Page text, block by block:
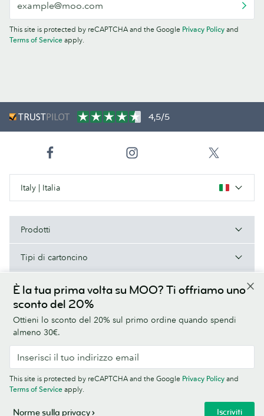
This site is protected by reCAPTCHA and the Google Privacy Policy and
Terms of Service apply.
È la tua prima volta su MOO? Ti offriamo uno
sconto del 20%
Ottieni lo sconto del 20% sul primo ordine quando spendi
almeno 30€.
Iscriviti
This site is protected by reCAPTCHA and the Google Privacy Policy and
Terms of Service apply.
Norme sulla privacy
4,5/5
Italy | Italia
Prodotti
Tipi di cartoncino
A proposito di MOO
Termini e condizioni Norme sulla privacy Font
Sitemap
© MOO Print Limited, LABS Triangle, Stables Market, Chalk Farm Road,
London NW1 8AB. Registrata in Inghilterra, n. 5121723